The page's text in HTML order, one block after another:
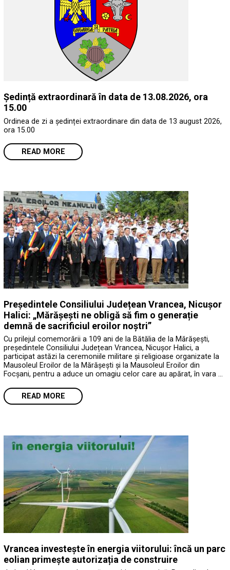
Ședință extraordinară în data de 13.08.2026, ora
15.00
Ordinea de zi a ședinței extraordinare din data de 13 august 2026,
ora 15.00
READ MORE
Președintele Consiliului Județean Vrancea, Nicușor
Halici: „Mărășești ne obligă să fim o generație
demnă de sacrificiul eroilor noștri”
Cu prilejul comemorării a 109 ani de la Bătălia de la Mărășești,
președintele Consiliului Județean Vrancea, Nicușor Halici, a
participat astăzi la ceremoniile militare și religioase organizate la
Mausoleul Eroilor de la Mărășești și la Mausoleul Eroilor din
Focșani, pentru a aduce un omagiu celor care au apărat, în vara …
READ MORE
Vrancea investește în energia viitorului: încă un parc
eolian primește autorizația de construire